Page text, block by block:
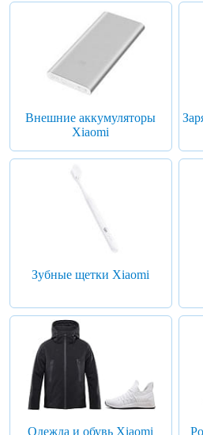
Внешние аккумуляторы
Xiaomi
Зубные щетки Xiaomi
Одежда и обувь Xiaomi